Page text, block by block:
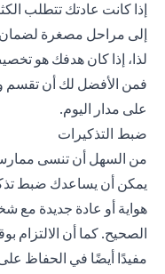
إذا كانت عادتك تتطلب
إلى مراحل مصغرة لضمان
لذا، إذا كان هدفك هو
على مدار اليوم.
ضبط التذكيرات
من السهل أن تنسى
يمكن أن يساعدك ضبط
هواية أو عادة جديدة مع
الصحيح. كما أن الالتزام
مفيدًا أيضًا في الحفاظ